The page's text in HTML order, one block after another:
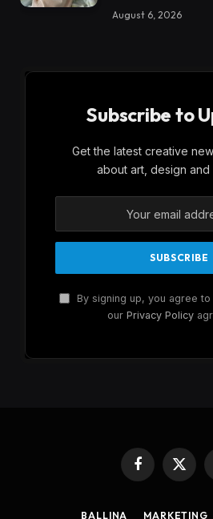
August 6, 2026
Subscribe to
Get the latest creative
about art, design and
By signing up, you agree
our Privacy Policy
Facebook
X
BALLINA MARKETING